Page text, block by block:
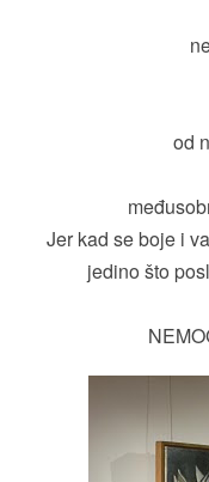
od
Jer kad se boje i
jedino što